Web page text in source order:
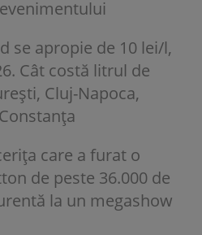
se apropie de 10 lei/l,
Cât costă litrul de
Cluj-Napoca,
care a furat o
de peste 36.000 de
la un megashow